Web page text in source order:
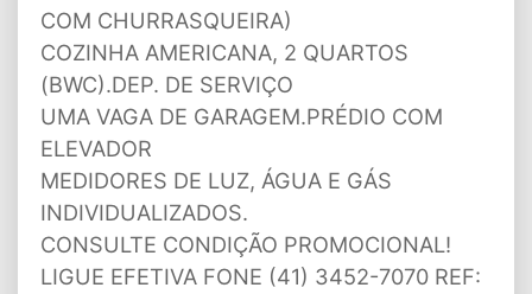
COM CHURRASQUEIRA)
COZINHA AMERICANA, 2 QUARTOS
(BWC).DEP. DE SERVIÇO
UMA VAGA DE GARAGEM.PRÉDIO COM
ELEVADOR
MEDIDORES DE LUZ, ÁGUA E GÁS
INDIVIDUALIZADOS.
CONSULTE CONDIÇÃO PROMOCIONAL!
LIGUE EFETIVA FONE (41) 3452-7070 REF: